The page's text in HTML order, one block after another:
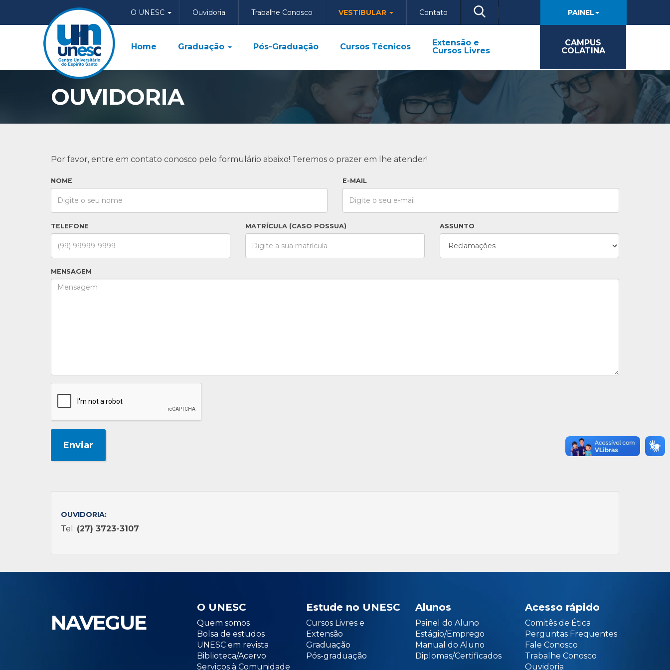
O UNESC Ouvidoria Trabalhe Conosco VESTIBULAR Contato PAINEL
Home Graduação Pós-Graduação Cursos Técnicos
Extensão e
Cursos Livres
CAMPUS
COLATINA
OUVIDORIA
Por favor, entre em contato conosco pelo formulário abaixo! Teremos o prazer em lhe atender!
NOME E-MAIL
TELEFONE MATRÍCULA (CASO POSSUA) ASSUNTO
MENSAGEM
Enviar
OUVIDORIA:
Tel: (27) 3723-3107
NAVEGUE
O UNESC
Quem somos
Bolsa de estudos
UNESC em revista
Biblioteca/Acervo
Serviços à Comunidade
Estude no UNESC
Cursos Livres e
Extensão
Graduação
Pós-graduação
Alunos
Painel do Aluno
Estágio/Emprego
Manual do Aluno
Diplomas/Certificados
Acesso rápido
Comitês de Ética
Perguntas Frequentes
Fale Conosco
Trabalhe Conosco
Ouvidoria